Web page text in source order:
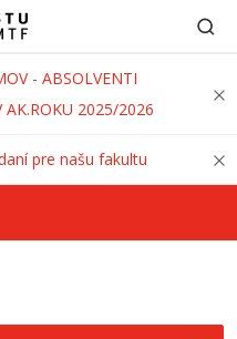
- ABSOLVENTI
AK.ROKU 2025/2026
pre našu fakultu